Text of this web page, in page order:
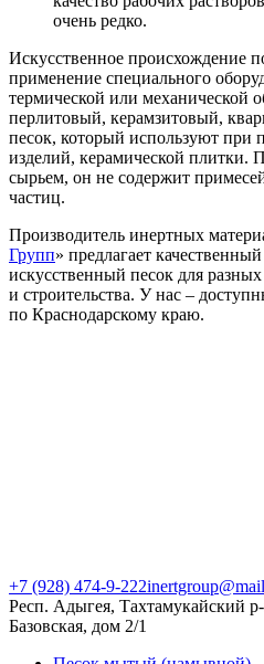
очень редко.
Искусственное происхождение
применение специального
термической или механической
перлитовый, керамзитовый,
песок, который используют при
изделий, керамической
сырьем, он не содержит
частиц.
Производитель инертных
Групп» предлагает
искусственный песок для
и строительства. У нас –
по Краснодарскому краю.
+7 (928) 474-9-222
Респ. Адыгея, Тахтамукайский
Базовская, дом 2/1